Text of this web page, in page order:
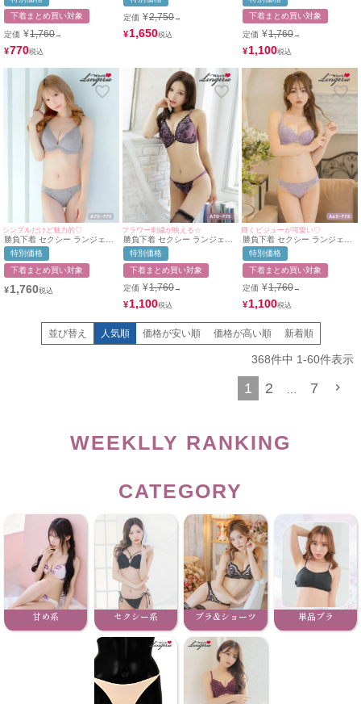
テープ 脇高 ブラジャー ショー
ツ 2点セット
下着まとめ買い対象
定価 ¥1,760→
¥770
ス ワイヤー ブラック ブラジャ
ー ショーツ Tバック 3点セット
定価 ¥2,750→
¥1,650
ラワーレースブラジャー＆ショ
ーツ2点セット
下着まとめ買い対象
定価 ¥1,760→
¥1,100
シンプルだけど魅力的♡
勝負下着 セクシー ランジェリ
ー フラワーゴージャスレース
チュール脇高カップブラジャー
＆ショーツ2点セット
特別価格
下着まとめ買い対象
¥1,760
フラワー刺繍が映える☆
勝負下着 セクシー ランジェリ
ーフラワー刺繍レース脇高カッ
プブラジャー＆ショーツ2点セ
ット
特別価格
下着まとめ買い対象
定価 ¥1,760→
¥1,100
輝くビジューが可愛い♡
勝負下着 セクシー ランジェリ
ーエレガントレース脇高フルカ
ップブラジャー＆ショーツ2点
セット
特別価格
下着まとめ買い対象
定価 ¥1,760→
¥1,100
並び替え 人気順 価格が安い順 価格が高い順 新着順
368件中 1-60件表示
1 2 … 7
WEEKLLY RANKING
CATEGORY
甘め系 セクシー系 ブラ&ショーツ 単品ブラ